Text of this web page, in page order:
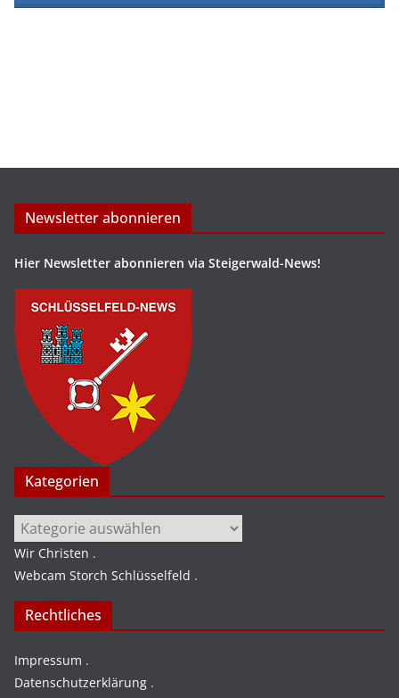
Newsletter abonnieren
Hier Newsletter abonnieren via Steigerwald-News!
Kategorien
Kategorien
Wir Christen .
Webcam Storch Schlüsselfeld .
Rechtliches
Impressum .
Datenschutzerklärung .